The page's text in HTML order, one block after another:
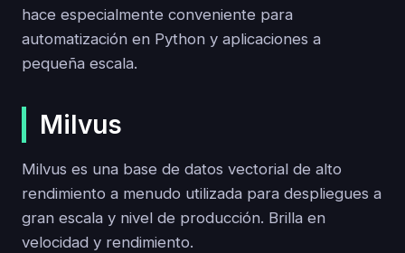
hace especialmente conveniente para
automatización en Python y aplicaciones a
pequeña escala.
Milvus
Milvus es una base de datos vectorial de alto
rendimiento a menudo utilizada para despliegues a
gran escala y nivel de producción. Brilla en
velocidad y rendimiento.